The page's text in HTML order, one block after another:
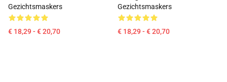
Gezichtsmaskers
€ 18,29 - € 20,70
Gezichtsmaskers
€ 18,29 - € 20,70